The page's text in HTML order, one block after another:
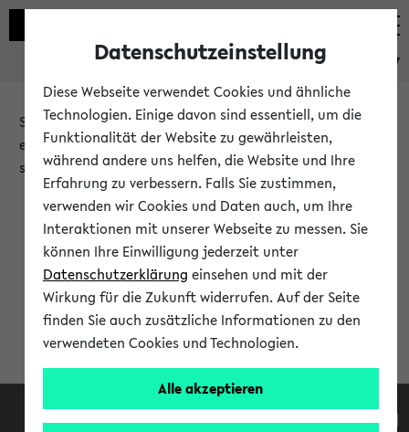
eKVV
Sie möchten auf eine eKVV Funktion zugreifen, die Ihnen
erst nach einer Anmeldung am System zur Verfügung
steht.
Bitte melden Sie sich an:
Anmeldung am eKVV
Datenschutzeinstellung
Diese Webseite verwendet Cookies und ähnliche
Technologien. Einige davon sind essentiell, um die
Funktionalität der Website zu gewährleisten,
während andere uns helfen, die Website und Ihre
Erfahrung zu verbessern. Falls Sie zustimmen,
verwenden wir Cookies und Daten auch, um Ihre
Interaktionen mit unserer Webseite zu messen. Sie
können Ihre Einwilligung jederzeit unter
Datenschutzerklärung einsehen und mit der
Wirkung für die Zukunft widerrufen. Auf der Seite
finden Sie auch zusätzliche Informationen zu den
verwendeten Cookies und Technologien.
Alle akzeptieren